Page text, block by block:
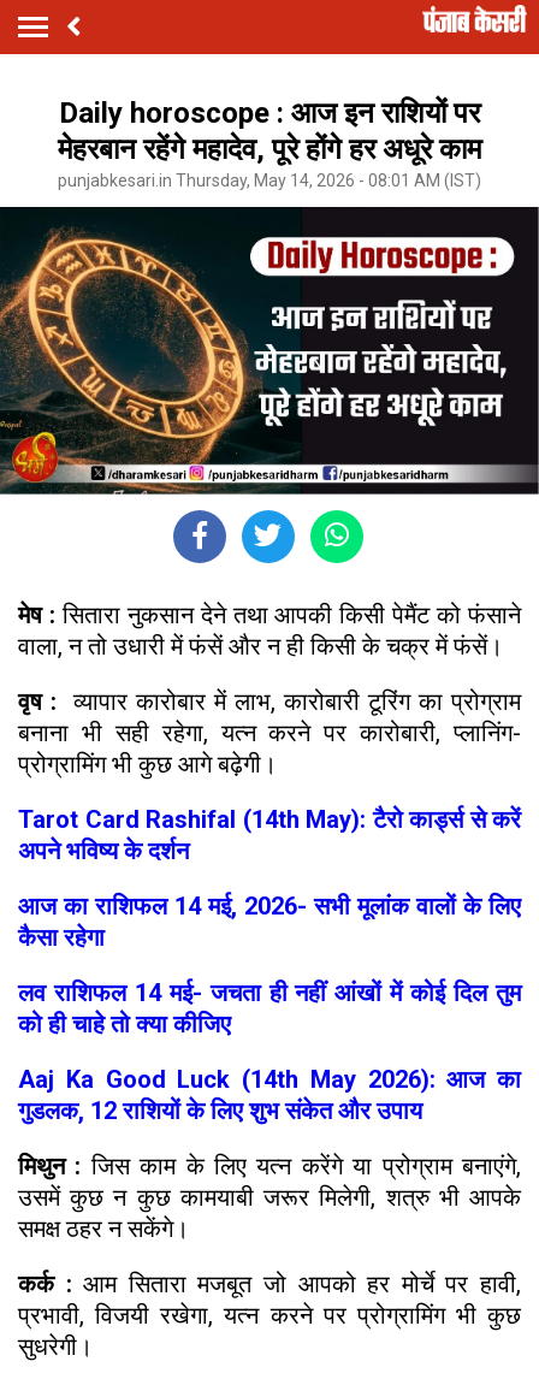
Daily horoscope : आज इन राशियों पर
मेहरबान रहेंगे महादेव, पूरे होंगे हर अधूरे काम
punjabkesari.in Thursday, May 14, 2026 - 08:01 AM (IST)
मेष :सितारा नुकसान देने तथा आपकी किसी पेमैंट को फंसाने
वाला, न तो उधारी में फंसें और न ही किसी के चक्र में फंसें।
वृष : व्यापार कारोबार में लाभ, कारोबारी टूरिंग का प्रोग्राम
बनाना भी सही रहेगा, यत्न करने पर कारोबारी, प्लानिंग-
प्रोग्रामिंग भी कुछ आगे बढ़ेगी।
Tarot Card Rashifal (14th May): टैरो कार्ड्स से करें
अपने भविष्य के दर्शन
आज का राशिफल 14 मई, 2026- सभी मूलांक वालों के लिए
कैसा रहेगा
लव राशिफल 14 मई- जचता ही नहीं आंखों में कोई दिल तुम
को ही चाहे तो क्या कीजिए
Aaj Ka Good Luck (14th May 2026): आज का
गुडलक, 12 राशियों के लिए शुभ संकेत और उपाय
मिथुन : जिस काम के लिए यत्न करेंगे या प्रोग्राम बनाएंगे,
उसमें कुछ न कुछ कामयाबी जरूर मिलेगी, शत्रु भी आपके
समक्ष ठहर न सकेंगे।
कर्क : आम सितारा मजबूत जो आपको हर मोर्चे पर हावी,
प्रभावी, विजयी रखेगा, यत्न करने पर प्रोग्रामिंग भी कुछ
सुधरेगी।